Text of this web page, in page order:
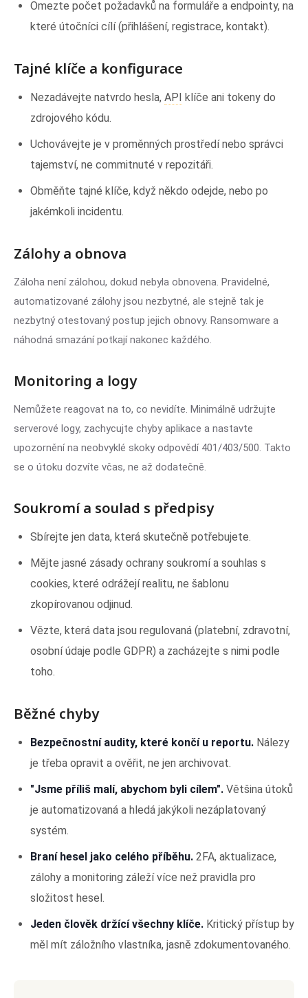
Omezte počet požadavků na formuláře a endpointy, na
které útočníci cílí (přihlášení, registrace, kontakt).
Tajné klíče a konfigurace
Nezadávejte natvrdo hesla, API klíče ani tokeny do
zdrojového kódu.
Uchovávejte je v proměnných prostředí nebo správci
tajemství, ne commitnuté v repozitáři.
Obměňte tajné klíče, když někdo odejde, nebo po
jakémkoli incidentu.
Zálohy a obnova
Záloha není zálohou, dokud nebyla obnovena. Pravidelné,
automatizované zálohy jsou nezbytné, ale stejně tak je
nezbytný otestovaný postup jejich obnovy. Ransomware a
náhodná smazání potkají nakonec každého.
Monitoring a logy
Nemůžete reagovat na to, co nevidíte. Minimálně udržujte
serverové logy, zachycujte chyby aplikace a nastavte
upozornění na neobvyklé skoky odpovědí 401/403/500. Takto
se o útoku dozvíte včas, ne až dodatečně.
Soukromí a soulad s předpisy
Sbírejte jen data, která skutečně potřebujete.
Mějte jasné zásady ochrany soukromí a souhlas s
cookies, které odrážejí realitu, ne šablonu
zkopírovanou odjinud.
Vězte, která data jsou regulovaná (platební, zdravotní,
osobní údaje podle GDPR) a zacházejte s nimi podle
toho.
Běžné chyby
Bezpečnostní audity, které končí u reportu. Nálezy
je třeba opravit a ověřit, ne jen archivovat.
"Jsme příliš malí, abychom byli cílem". Většina útoků
je automatizovaná a hledá jakýkoli nezáplatovaný
systém.
Braní hesel jako celého příběhu. 2FA, aktualizace,
zálohy a monitoring záleží více než pravidla pro
složitost hesel.
Jeden člověk držící všechny klíče. Kritický přístup by
měl mít záložního vlastníka, jasně zdokumentovaného.